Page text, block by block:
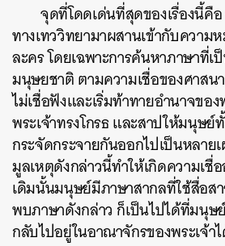
จุดที่โดดเด่นที่สุดของเรื่องนี้คือ
ทางเทววิทยามาผสานเข้ากับควา
ละคร โดยเฉพาะการค้นหาภาษาที่เ
มนุษยชาติ ตามความเชื่อของศาสน
ไม่เชื่อฟังและเริ่มท้าทายอำนาจของ
พระเจ้าทรงโกรธ และสาปให้มนุษย์
กระจัดกระจายกันออกไปเป็นหลาย
มูลเหตุดังกล่าวนี้ทำให้เกิดความเชื่
เดิมนั้นมนุษย์มีภาษาสากลที่ใช้สื่อส
พบภาษาดังกล่าว ก็เป็นไปได้ที่มนุษ
กลับไปอยู่ในอาณาจักรของพระเจ้า